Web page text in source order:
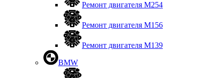
Ремонт двигателя М254
Ремонт двигателя М156
Ремонт двигателя M139
BMW